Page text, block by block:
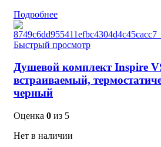
Подробнее
Быстрый просмотр
Душевой комплект Inspire
встраиваемый,
черный
Оценка 0 из 5
Нет в наличии